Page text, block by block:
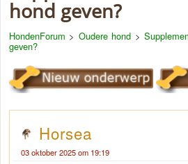
hond geven?
HondenForum > Oudere hond >
geven?
Horsea
03 oktober 2025 om 19:19